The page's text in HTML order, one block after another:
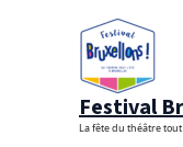
Festival
La fête du théâtre tout